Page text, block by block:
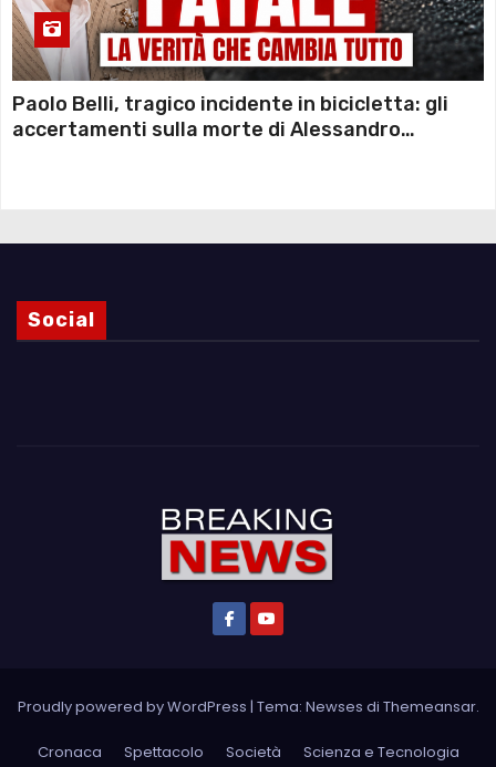
Paolo Belli, tragico incidente in bicicletta: gli
accertamenti sulla morte di Alessandro
Social
Proudly powered by WordPress | Tema: Newses di Themeansar.
Cronaca Spettacolo Società Scienza e Tecnologia